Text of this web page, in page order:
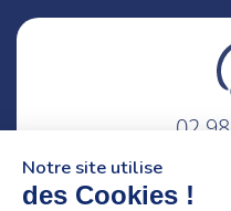
02
Notre site utilise
des Cookies !